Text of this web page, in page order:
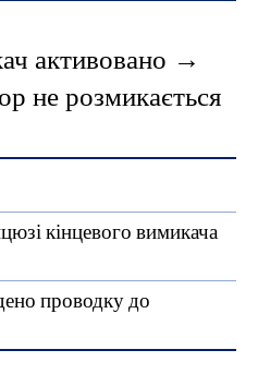
активовано →
не розмикається
кінцевого вимикача
проводку до